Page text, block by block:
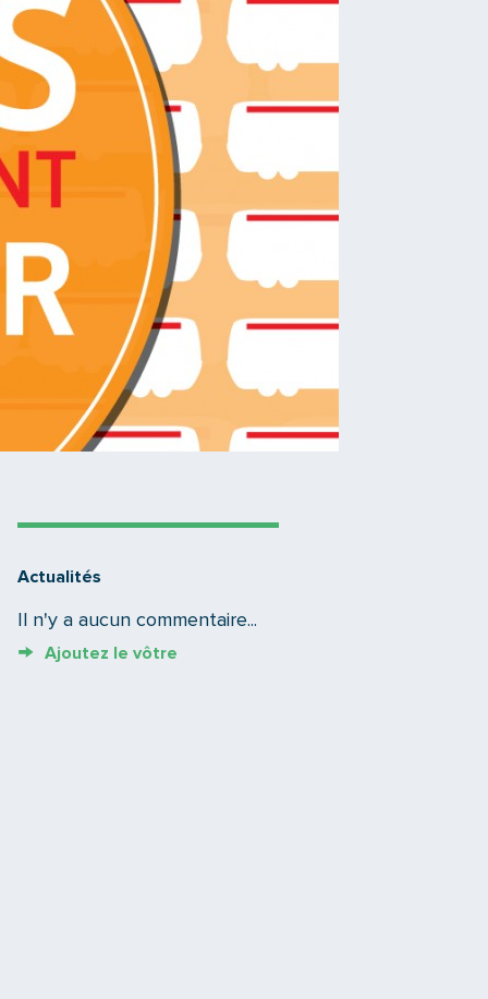
Actualités
Il n'y a aucun commentaire...
Ajoutez le vôtre